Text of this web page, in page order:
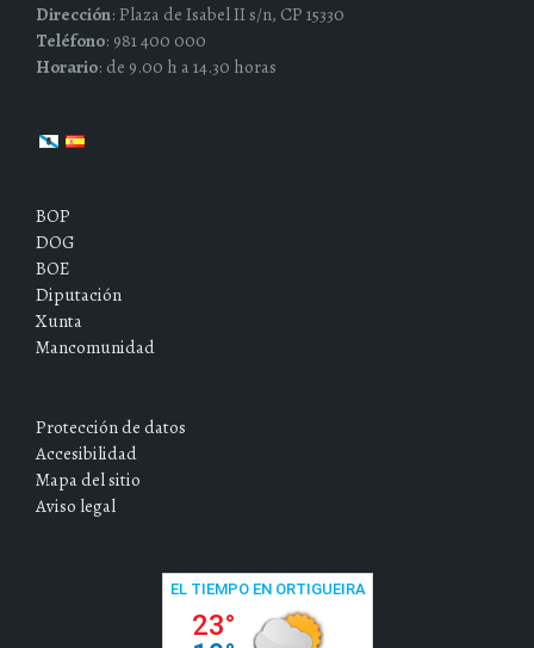
Dirección: Plaza de Isabel II s/n, CP 15330
Teléfono: 981 400 000
Horario: de 9.00 h a 14.30 horas
BOP
DOG
BOE
Diputación
Xunta
Mancomunidad
Protección de datos
Accesibilidad
Mapa del sitio
Aviso legal